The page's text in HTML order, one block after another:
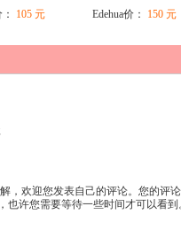
105 元
Edehua价：
150 元
欢迎您发表自己的评论。您的评
也许您需要等待一些时间才可以看